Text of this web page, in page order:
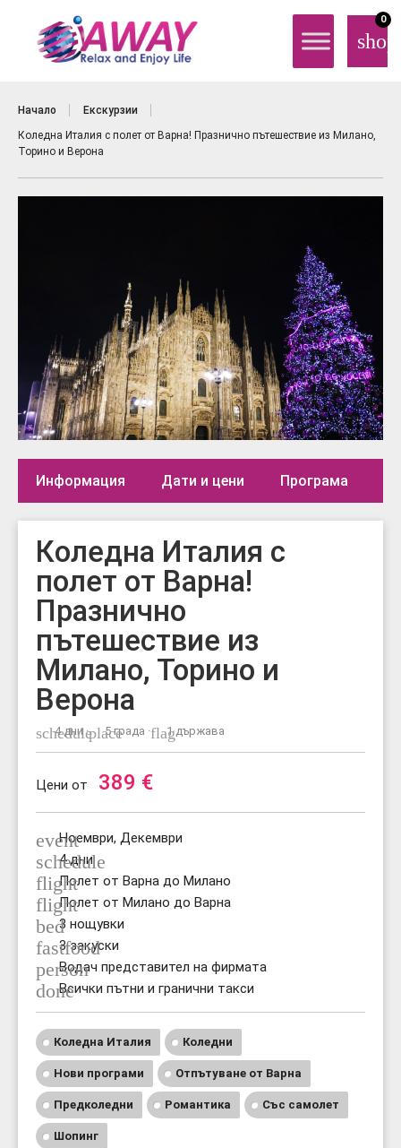
0
Начало
Екскурзии
Коледна Италия с полет от Варна! Празнично пътешествие из Милано,
Торино и Верона
Информация Дати и цени Програма
Коледна Италия с
полет от Варна!
Празнично
пътешествие из
Милано, Торино и
Верона
schedule
4 дни ·place5 града ·flag1 държава
Цени от 389 €
event
Ноември, Декември
schedule
4 дни
flightПолет от Варна до Милано
flightПолет от Милано до Варна
bed3 нощувки
fastfood
3 закуски
person
Водач представител на фирмата
doneВсички пътни и гранични такси
Коледна Италия Коледни
Нови програми Отпътуване от Варна
Предколедни Романтика Със самолет
Шопинг